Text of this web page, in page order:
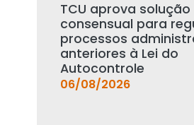
TCU aprova solução
consensual para
processos
anteriores à Lei do
Autocontrole
06/08/2026